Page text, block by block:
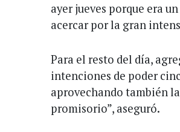
ayer jueves porque era
acercar por la gran
Para el resto del día,
intenciones de poder
aprovechando también
promisorio”, aseguró.